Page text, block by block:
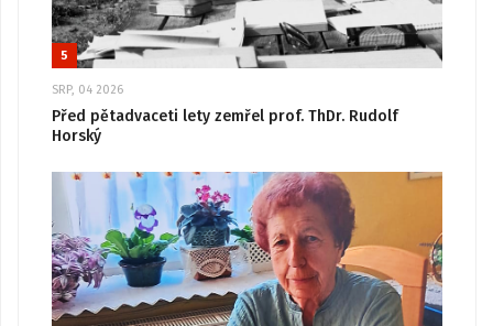
5
SRP, 04 2026
Před pětadvaceti lety zemřel prof. ThDr. Rudolf
Horský